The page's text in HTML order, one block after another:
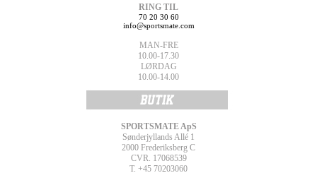
RING TIL
70 20 30 60
info@sportsmate.com
MAN-FRE
10.00-17.30
LØRDAG
10.00-14.00
SPORTSMATE ApS
Sønderjyllands Allé 1
2000 Frederiksberg C
CVR. 17068539
T. +45 70203060